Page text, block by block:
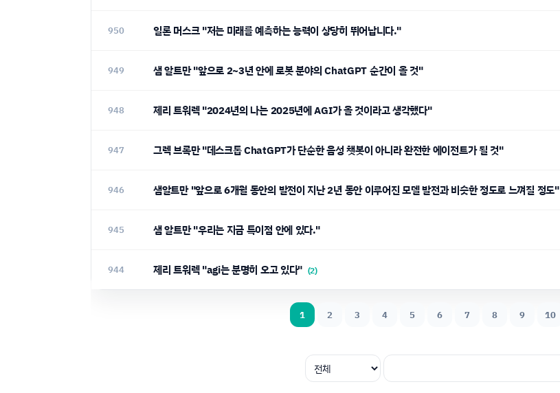
950 일론 머스크 "저는 미래를 예측하는 능력이 상당히 뛰어납니다."
949 샘 알트만 "앞으로 2~3년 안에 로봇 분야의 ChatGPT 순간이 올 것"
948 제리 트워렉 "2024년의 나는 2025년에 AGI가 올 것이라고 생각했다"
947 그렉 브록만 "데스크톱 ChatGPT가 단순한 음성 챗봇이 아니라 완전한 에이전트가 될 것"
946 샘알트만 "앞으로 6개월 동안의 발전이 지난 2년 동안 이루어진 모델 발전과 비슷한 정도로 느껴질 정도"
945 샘 알트만 "우리는 지금 특이점 안에 있다."
944 제리 트워렉 "agi는 분명히 오고 있다" (2)
1 2 3 4 5 6 7 8 9 10